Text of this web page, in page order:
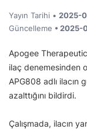
Yayın Tarihi • 2025-
Güncelleme • 2025-
Apogee
ilaç denemesinden
APG808 adlı ilacın
azalttığını bildirdi.
Çalışmada, ilacın